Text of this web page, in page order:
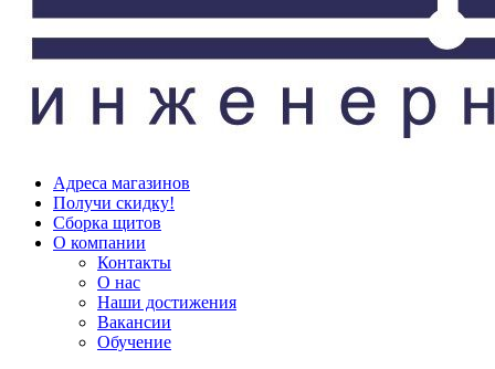
Адреса магазинов
Получи скидку!
Сборка щитов
О компании
Контакты
О нас
Наши достижения
Вакансии
Обучение